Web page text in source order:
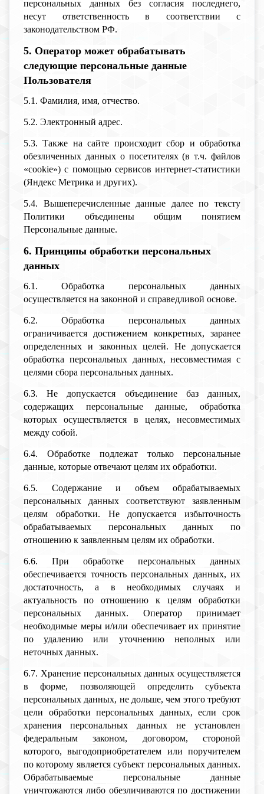
персональных данных без согласия последнего,
несут ответственность в соответствии с
законодательством РФ.
5. Оператор может обрабатывать
следующие персональные данные
Пользователя
5.1. Фамилия, имя, отчество.
5.2. Электронный адрес.
5.3. Также на сайте происходит сбор и обработка
обезличенных данных о посетителях (в т.ч. файлов
«cookie») с помощью сервисов интернет-статистики
(Яндекс Метрика и других).
5.4. Вышеперечисленные данные далее по тексту
Политики объединены общим понятием
Персональные данные.
6. Принципы обработки персональных
данных
6.1. Обработка персональных данных
осуществляется на законной и справедливой основе.
6.2. Обработка персональных данных
ограничивается достижением конкретных, заранее
определенных и законных целей. Не допускается
обработка персональных данных, несовместимая с
целями сбора персональных данных.
6.3. Не допускается объединение баз данных,
содержащих персональные данные, обработка
которых осуществляется в целях, несовместимых
между собой.
6.4. Обработке подлежат только персональные
данные, которые отвечают целям их обработки.
6.5. Содержание и объем обрабатываемых
персональных данных соответствуют заявленным
целям обработки. Не допускается избыточность
обрабатываемых персональных данных по
отношению к заявленным целям их обработки.
6.6. При обработке персональных данных
обеспечивается точность персональных данных, их
достаточность, а в необходимых случаях и
актуальность по отношению к целям обработки
персональных данных. Оператор принимает
необходимые меры и/или обеспечивает их принятие
по удалению или уточнению неполных или
неточных данных.
6.7. Хранение персональных данных осуществляется
в форме, позволяющей определить субъекта
персональных данных, не дольше, чем этого требуют
цели обработки персональных данных, если срок
хранения персональных данных не установлен
федеральным законом, договором, стороной
которого, выгодоприобретателем или поручителем
по которому является субъект персональных данных.
Обрабатываемые персональные данные
уничтожаются либо обезличиваются по достижении